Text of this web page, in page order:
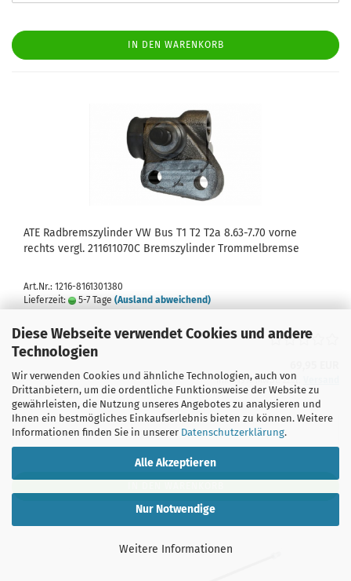
Diese Webseite verwendet Cookies und andere
Technologien
Wir verwenden Cookies und ähnliche Technologien, auch von
Drittanbietern, um die ordentliche Funktionsweise der Website zu
gewährleisten, die Nutzung unseres Angebotes zu analysieren und
Ihnen ein bestmögliches Einkaufserlebnis bieten zu können. Weitere
Informationen finden Sie in unserer Datenschutzerklärung.
Alle Akzeptieren
Nur Notwendige
Weitere Informationen
IN DEN WARENKORB
ATE Radbremszylinder VW Bus T1 T2 T2a 8.63-7.70 vorne
rechts vergl. 211611070C Bremszylinder Trommelbremse
Art.Nr.: 1216-8161301380
Lieferzeit:
5-7 Tage (Ausland abweichend)
inkl. 19% MwSt. zzgl.
Stück: